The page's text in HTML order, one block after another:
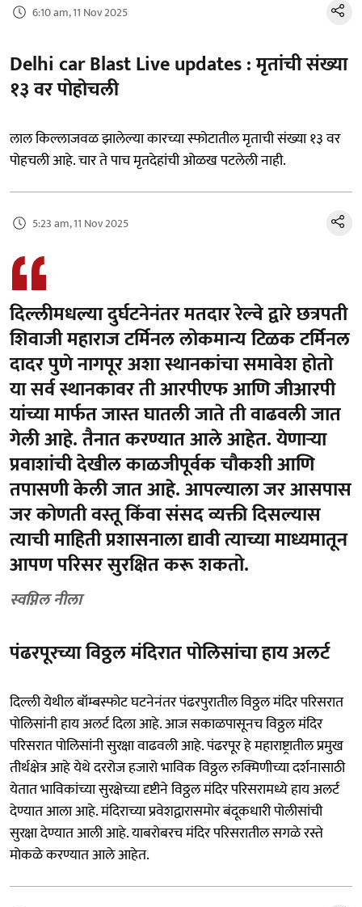
6:10 am, 11 Nov 2025
Delhi car Blast Live updates : मृतांची संख्या
१३ वर पोहोचली
लाल किल्लाजवळ झालेल्या कारच्या स्फोटातील मृताची संख्या १३ वर
पोहचली आहे. चार ते पाच मृतदेहांची ओळख पटलेली नाही.
5:23 am, 11 Nov 2025
दिल्लीमधल्या दुर्घटनेनंतर मतदार रेल्वे द्वारे छत्रपती
शिवाजी महाराज टर्मिनल लोकमान्य टिळक टर्मिनल
दादर पुणे नागपूर अशा स्थानकांचा समावेश होतो
या सर्व स्थानकावर ती आरपीएफ आणि जीआरपी
यांच्या मार्फत जास्त घातली जाते ती वाढवली जात
गेली आहे. तैनात करण्यात आले आहेत. येणाऱ्या
प्रवाशांची देखील काळजीपूर्वक चौकशी आणि
तपासणी केली जात आहे. आपल्याला जर आसपास
जर कोणती वस्तू किंवा संसद व्यक्ती दिसल्यास
त्याची माहिती प्रशासनाला द्यावी त्याच्या माध्यमातून
आपण परिसर सुरक्षित करू शकतो.
स्वप्निल नीला
पंढरपूरच्या विठ्ठल मंदिरात पोलिसांचा हाय अलर्ट
दिल्ली येथील बॉम्बस्फोट घटनेनंतर पंढरपुरातील विठ्ठल मंदिर परिसरात
पोलिसांनी हाय अलर्ट दिला आहे. आज सकाळपासूनच विठ्ठल मंदिर
परिसरात पोलिसांनी सुरक्षा वाढवली आहे. पंढरपूर हे महाराष्ट्रातील प्रमुख
तीर्थक्षेत्र आहे येथे दररोज हजारो भाविक विठ्ठल रुक्मिणीच्या दर्शनासाठी
येतात भाविकांच्या सुरक्षेच्या दृष्टीने विठ्ठल मंदिर परिसरामध्ये हाय अलर्ट
देण्यात आला आहे. मंदिराच्या प्रवेशद्वारासमोर बंदूकधारी पोलीसांची
सुरक्षा देण्यात आली आहे. याबरोबरच मंदिर परिसरातील सगळे रस्ते
मोकळे करण्यात आले आहेत.